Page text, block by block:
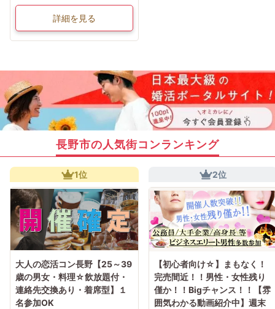
詳細を見る
長野市の人気街コンランキング
1位
大人の恋活コン長野【25～39
歳の男女・料理☆飲放題付・
連絡先交換あり・着席型】１
名参加OK
2位
【初心者向け☆】まもなく！
完売間近！！男性・女性残り
僅か！！Bigチャンス！！【雰
囲気わかる動画紹介中】週末